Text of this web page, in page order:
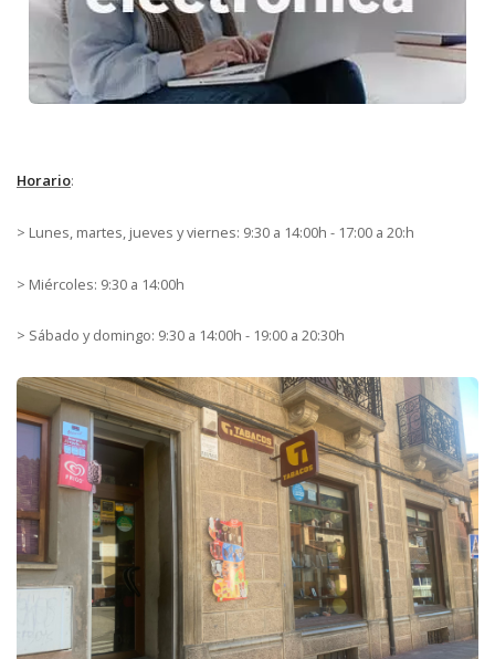
Horario:
> Lunes, martes, jueves y viernes: 9:30 a 14:00h - 17:00 a 20:h
> Miércoles: 9:30 a 14:00h
> Sábado y domingo: 9:30 a 14:00h - 19:00 a 20:30h